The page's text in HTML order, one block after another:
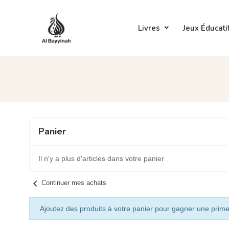
Livres Jeux
Panier
Il n'y a plus d'articles dans votre panier
chevron_left Continuer mes achats
Ajoutez des produits à votre panier pour gagner une